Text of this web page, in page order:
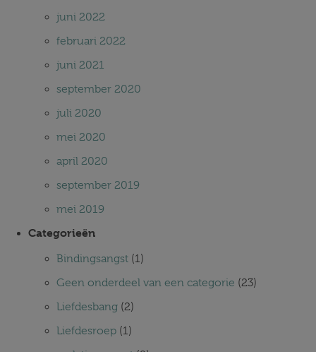
juni 2022
februari 2022
juni 2021
september 2020
juli 2020
mei 2020
april 2020
september 2019
mei 2019
Categorieën
Bindingsangst (1)
Geen onderdeel van een categorie (23)
Liefdesbang (2)
Liefdesroep (1)